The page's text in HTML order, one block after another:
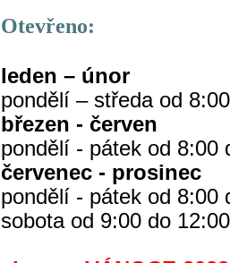
Otevřeno:
leden – únor
pondělí – středa od
březen - červen
pondělí - pátek od 8:00
červenec - prosinec
pondělí - pátek od 8:00
sobota od 9:00 do 12:00